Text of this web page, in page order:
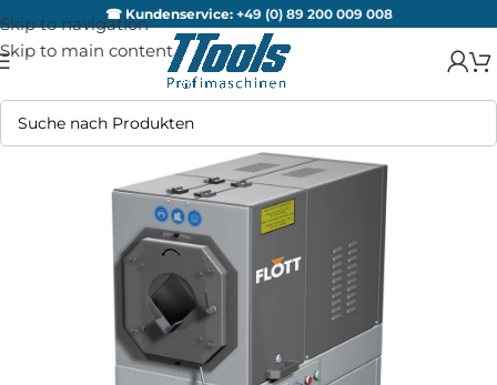
Skip to navigation
Skip to main content
☎ Kundenservice: +49 (0) 89 200 009 008